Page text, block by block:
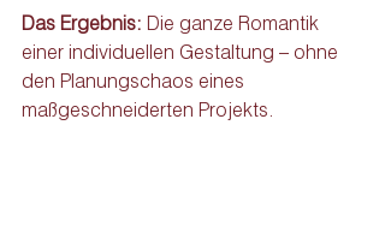
Das Ergebnis: Die ganze Romantik
einer individuellen Gestaltung – ohne
den Planungschaos eines
maßgeschneiderten Projekts.